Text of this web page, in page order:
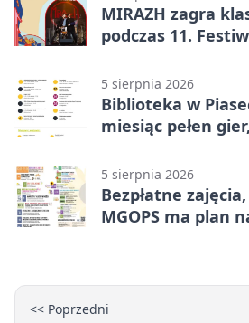
MIRAZH zagra
podczas 11.
5 sierpnia 2026
Biblioteka w
miesiąc pełen
5 sierpnia 2026
Bezpłatne
MGOPS ma plan
<< Poprzedni